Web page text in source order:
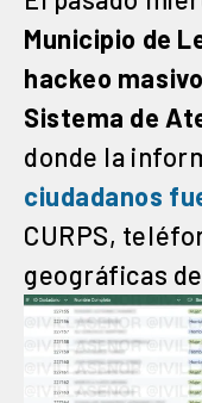
Municipio de
hackeo masivo
Sistema de
donde la
ciudadanos
CURPS,
geográficas